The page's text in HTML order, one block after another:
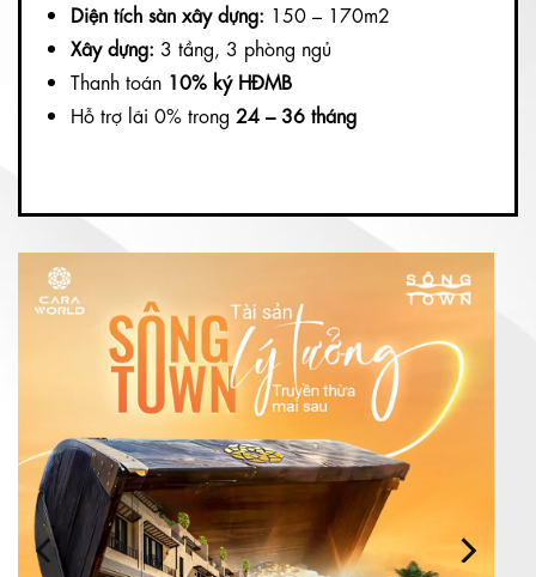
Diện tích sàn xây dựng: 150 – 170m2
Xây dựng: 3 tầng, 3 phòng ngủ
Thanh toán 10% ký HĐMB
Hỗ trợ lãi 0% trong 24 – 36 tháng